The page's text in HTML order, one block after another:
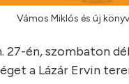
Vámos Miklós és új
27-én, szombaton
a Lázár Ervin